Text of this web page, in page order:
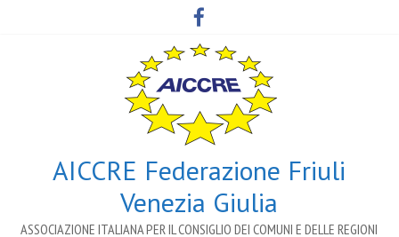
AICCRE Federazione Friuli
Venezia Giulia
ASSOCIAZIONE ITALIANA PER IL CONSIGLIO DEI COMUNI E DELLE REGIONI